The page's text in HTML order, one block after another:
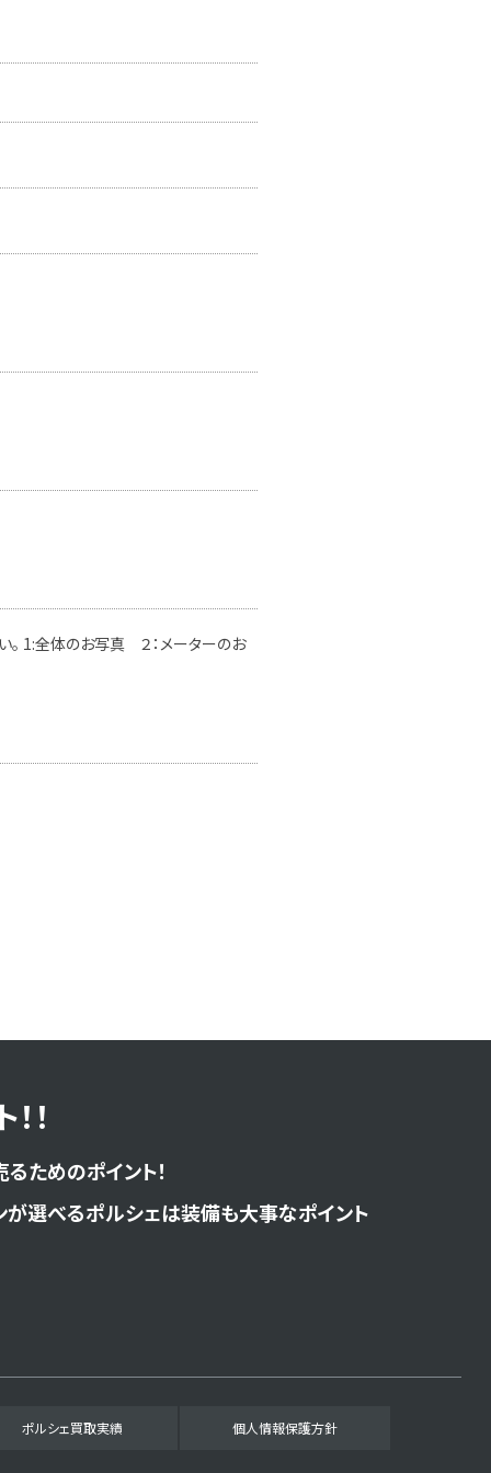
1:全体のお写真 ２：メーターのお
！
ためのポイント！
が選べるポルシェは装備も大事なポイント
ポルシェ買取実績 個人情報保護方針